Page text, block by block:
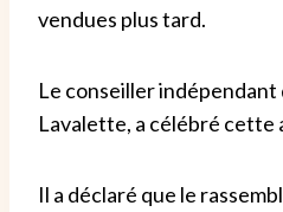
vendues plus tard.
Le conseiller
Lavalette, a célébré cette
Il a déclaré que le